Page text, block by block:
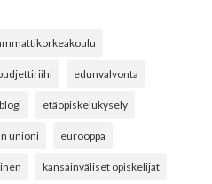
edunvalvonta
etäopiskelukysely
unioni eurooppa
kansainväliset opiskelijat